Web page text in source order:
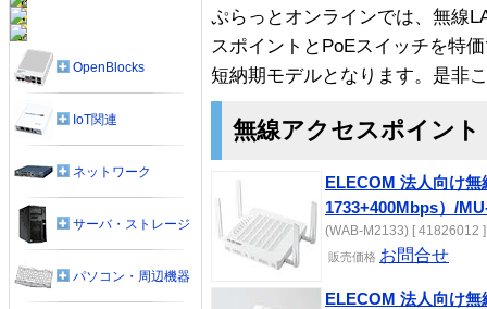
ぷらっとオンラインでは、無線
スポイントとPoEスイッチを特
短納期モデルとなります。是非
無線アクセスポイント
ELECOM 法人向け
1733+400Mbps）/
(WAB-M2133) [ 41826012 ]
販売価格 お問合せ
ELECOM 法人向け
OpenBlocks
IoT関連
ネットワーク
サーバ・ストレージ
パソコン・周辺機器